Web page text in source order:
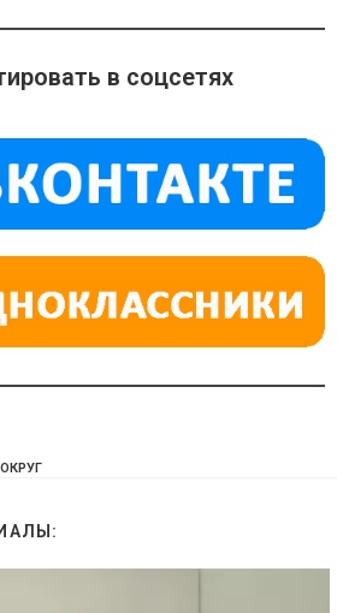
в соцсетях
ОКРУГ